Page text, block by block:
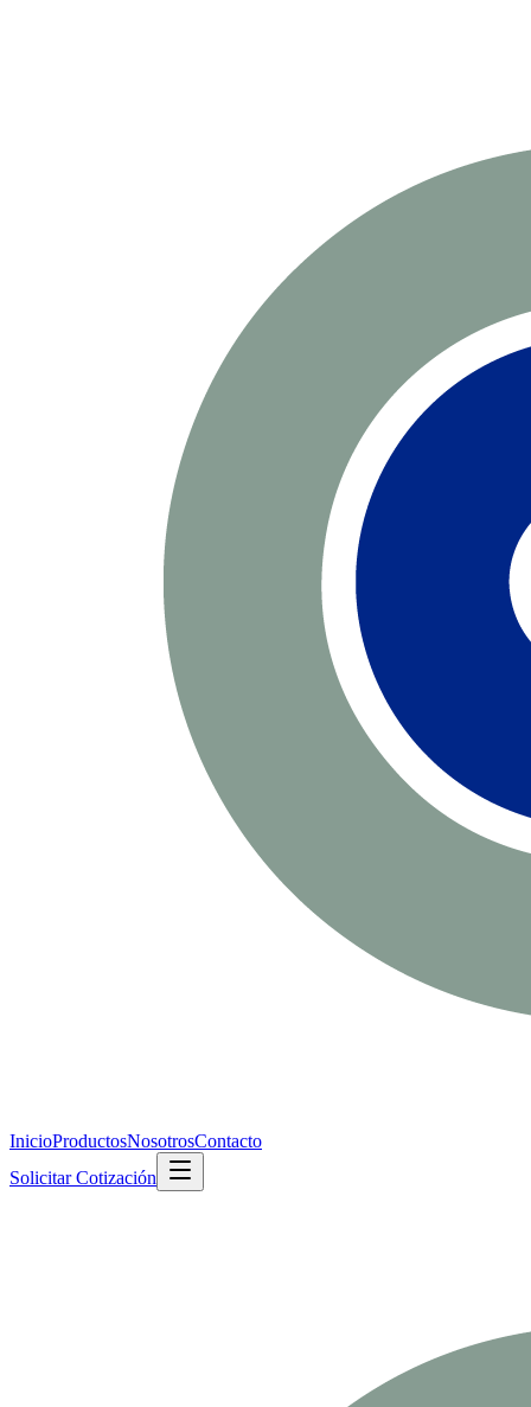
InicioProductosNosotrosContacto
Solicitar Cotización